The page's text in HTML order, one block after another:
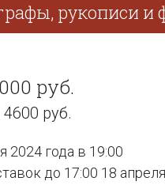
рукописи и
руб.
руб.
2024 года в 19:00
до 17:00 18